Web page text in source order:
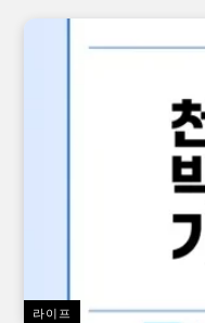
라이프